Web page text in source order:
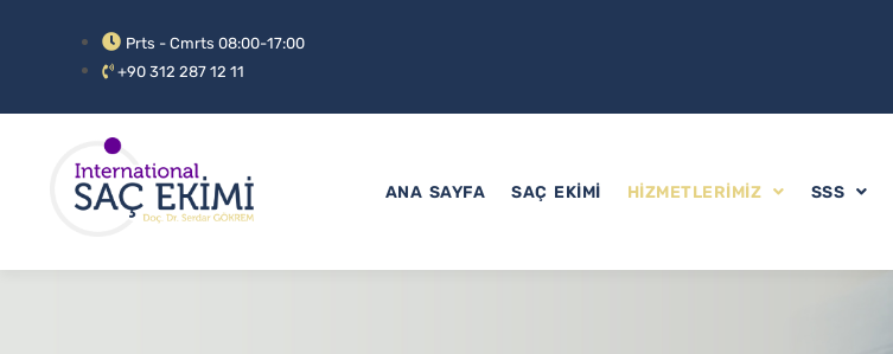
Prts - Cmrts 08:00-17:00
+90 312 287 12 11
ANA SAYFA SAÇ EKIMI HIZMETLERIMIZ SSS